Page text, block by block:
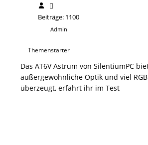
Beiträge: 1100
Admin
Themenstarter
Das AT6V Astrum von SilentiumPC
außergewöhnliche Optik und viel
überzeugt, erfahrt ihr im Test